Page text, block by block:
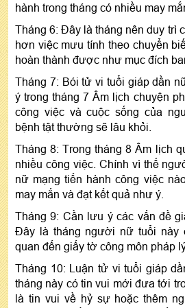
hành trong tháng có nhiều may
Tháng 6: Đây là tháng nên duy trì
hơn việc mưu tính theo chuyển
hoàn thành được như mục đích
Tháng 7: Bói tử vi tuổi giáp dần
ý trong tháng 7 Âm lịch chuyện
công việc và cuộc sống của
bệnh tật thường sẽ lâu khỏi.
Tháng 8: Trong tháng 8 Âm lịch
nhiều công việc. Chính vì thế
nữ mạng tiến hành công việc
may mắn và đạt kết quả như ý.
Tháng 9: Cần lưu ý các vấn đề
Đây là tháng người nữ tuổi này
quan đến giấy tờ công môn pháp
Tháng 10: Luận tử vi tuổi giáp
tháng này có tin vui mới đưa tới
là tin vui về hỷ sự hoặc thêm